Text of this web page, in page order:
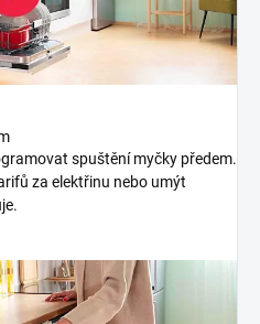
spuštění myčky předem.
za elektřinu nebo umýt